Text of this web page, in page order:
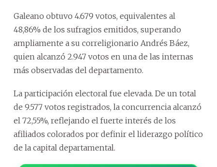
Galeano obtuvo 4.679 votos, equivalentes al
48,86% de los sufragios emitidos, superando
ampliamente a su correligionario Andrés Báez,
quien alcanzó 2.947 votos en una de las internas
más observadas del departamento.
La participación electoral fue elevada. De un total
de 9.577 votos registrados, la concurrencia alcanzó
el 72,55%, reflejando el fuerte interés de los
afiliados colorados por definir el liderazgo político
de la capital departamental.